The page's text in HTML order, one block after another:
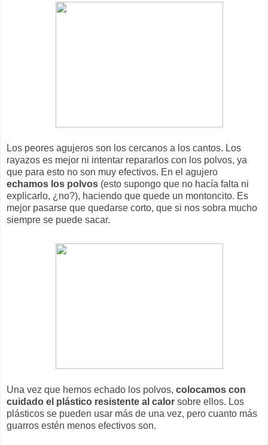
Los peores agujeros son los cercanos a los cantos. Los
rayazos es mejor ni intentar repararlos con los polvos, ya
que para esto no son muy efectivos. En el agujero
echamos los polvos (esto supongo que no hacía falta ni
explicarlo, ¿no?), haciendo que quede un montoncito. Es
mejor pasarse que quedarse corto, que si nos sobra mucho
siempre se puede sacar.
Una vez que hemos echado los polvos, colocamos con
cuidado el plástico resistente al calor sobre ellos. Los
plásticos se pueden usar más de una vez, pero cuanto más
guarros estén menos efectivos son.